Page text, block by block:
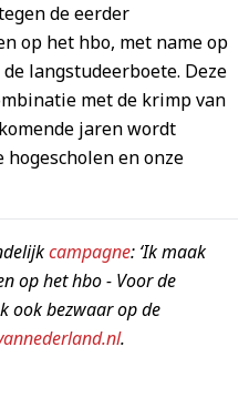
de eerder
op het hbo, met name op
langstudeerboete. Deze
met de krimp van
jaren wordt
en onze
campagne: ‘Ik maak
op het hbo - Voor de
ook bezwaar op de
.